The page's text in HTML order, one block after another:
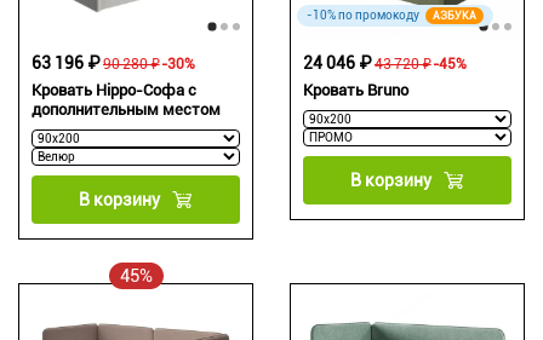
Кровать Hippo-Софа с
дополнительным местом
90 280 ₽
63 196 ₽ -30%
В корзину
-10% по промокоду АЗБУКА
Кровать Bruno
43 720 ₽
24 046 ₽ -45%
В корзину
45%